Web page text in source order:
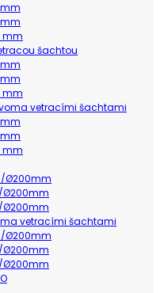
mm
mm
mm
šachtou
mm
mm
mm
vetracími šachtami
mm
mm
mm
Ø200mm
Ø200mm
Ø200mm
vetracími šachtami
Ø200mm
Ø200mm
Ø200mm